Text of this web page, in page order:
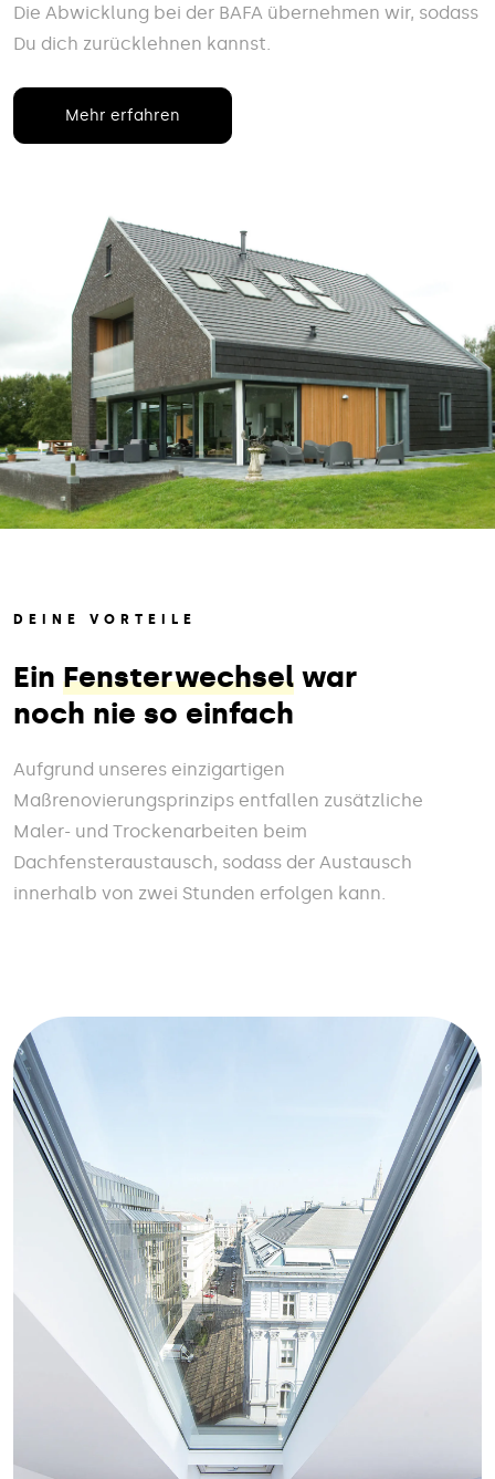
Die Abwicklung bei der BAFA übernehmen wir, sodass
Du dich zurücklehnen kannst.
Mehr erfahren
DEINE VORTEILE
Ein Fensterwechsel war
noch nie so einfach
Aufgrund unseres einzigartigen
Maßrenovierungsprinzips entfallen zusätzliche
Maler- und Trockenarbeiten beim
Dachfensteraustausch, sodass der Austausch
innerhalb von zwei Stunden erfolgen kann.